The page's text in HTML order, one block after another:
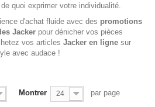
quoi exprimer votre individualité.
d'achat fluide avec des promotions
Jacker pour dénicher vos pièces
vos articles Jacker en ligne sur
avec audace !
Montrer 24 par page